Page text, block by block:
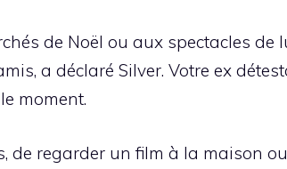
de Noël ou aux spectacles de
a déclaré Silver. Votre ex
moment.
de regarder un film à la maison